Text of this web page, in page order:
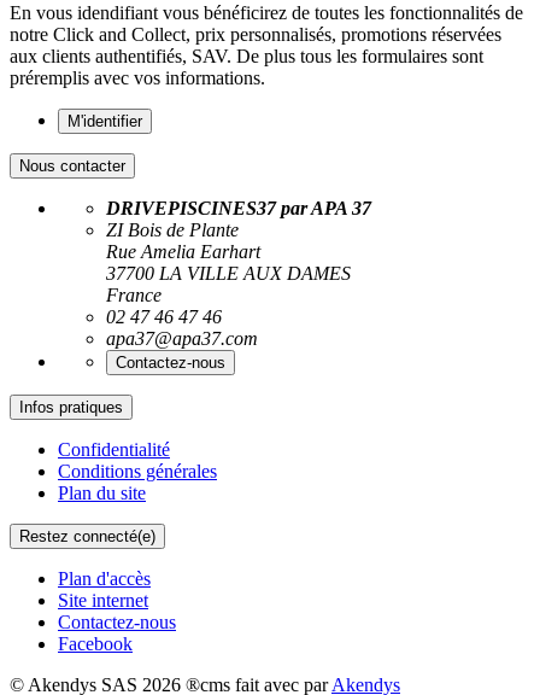
En vous idendifiant vous bénéficirez de toutes les fonctionnalités de
notre Click and Collect, prix personnalisés, promotions réservées
aux clients authentifiés, SAV. De plus tous les formulaires sont
préremplis avec vos informations.
M'identifier
Nous contacter
DRIVEPISCINES37 par APA 37
ZI Bois de Plante
Rue Amelia Earhart
37700 LA VILLE AUX DAMES
France
02 47 46 47 46
apa37@apa37.com
Contactez-nous
Infos pratiques
Confidentialité
Conditions générales
Plan du site
Restez connecté(e)
Plan d'accès
Site internet
Contactez-nous
Facebook
© Akendys SAS 2026 ®cms fait avec parAkendys